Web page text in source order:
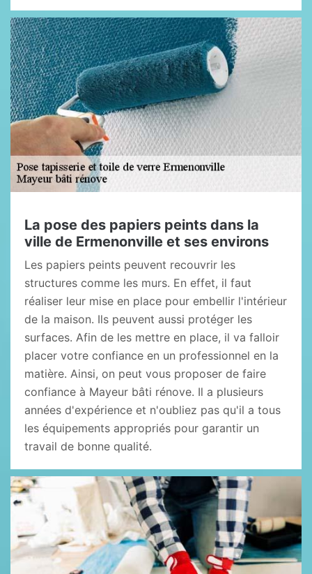
La pose des papiers peints dans la
ville de Ermenonville et ses environs
Les papiers peints peuvent recouvrir les
structures comme les murs. En effet, il faut
réaliser leur mise en place pour embellir l'intérieur
de la maison. Ils peuvent aussi protéger les
surfaces. Afin de les mettre en place, il va falloir
placer votre confiance en un professionnel en la
matière. Ainsi, on peut vous proposer de faire
confiance à Mayeur bâti rénove. Il a plusieurs
années d'expérience et n'oubliez pas qu'il a tous
les équipements appropriés pour garantir un
travail de bonne qualité.